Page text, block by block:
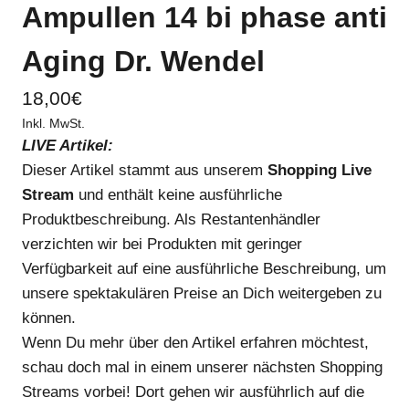
Ampullen 14 bi phase anti
Aging Dr. Wendel
18,00€
Inkl. MwSt.
LIVE Artikel:
Dieser Artikel stammt aus unserem Shopping Live
Stream und enthält keine ausführliche
Produktbeschreibung. Als Restantenhändler
verzichten wir bei Produkten mit geringer
Verfügbarkeit auf eine ausführliche Beschreibung, um
unsere spektakulären Preise an Dich weitergeben zu
können.
Wenn Du mehr über den Artikel erfahren möchtest,
schau doch mal in einem unserer nächsten Shopping
Streams vorbei! Dort gehen wir ausführlich auf die